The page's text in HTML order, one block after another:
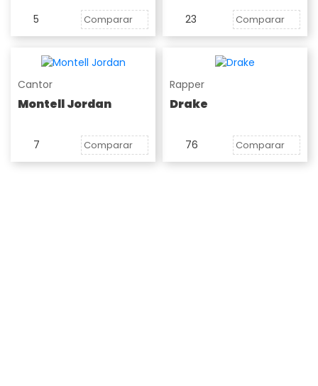
5 Comparar 23 Comparar
Cantor
Montell Jordan
7 Comparar
Rapper
Drake
76 Comparar